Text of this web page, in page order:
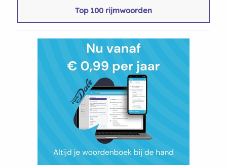
Top 100 rijmwoorden